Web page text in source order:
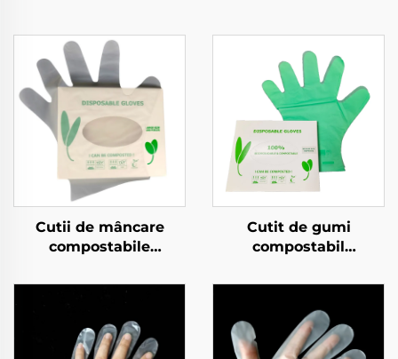
Cutii de mâncare
compostabile
Compostabile din
amilorf
Cutit de gumi
compostabil
composta bil din
materiale PLA PBAT
amiloză